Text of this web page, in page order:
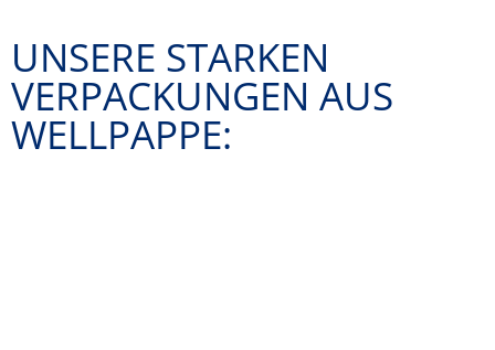
UNSERE STARKEN
VERPACKUNGEN AUS
WELLPAPPE: